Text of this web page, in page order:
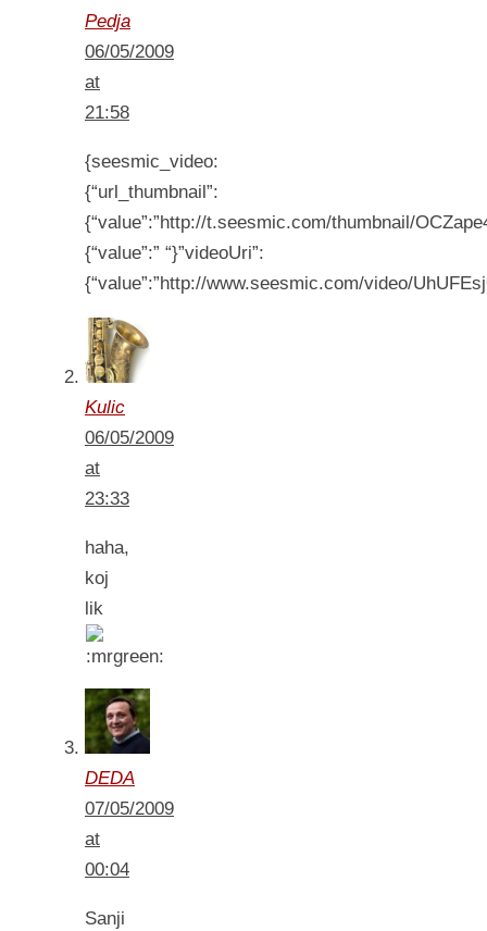
Pedja
06/05/2009
at
21:58
{seesmic_video:
{“url_thumbnail”:
{“value”:”http://t.seesmic.com/thumbnail/
{“value”:” “}”videoUri”:
{“value”:”http://www.seesmic.com/video/
Kulic
06/05/2009
at
23:33
haha,
koj
lik
DEDA
07/05/2009
at
00:04
Sanji